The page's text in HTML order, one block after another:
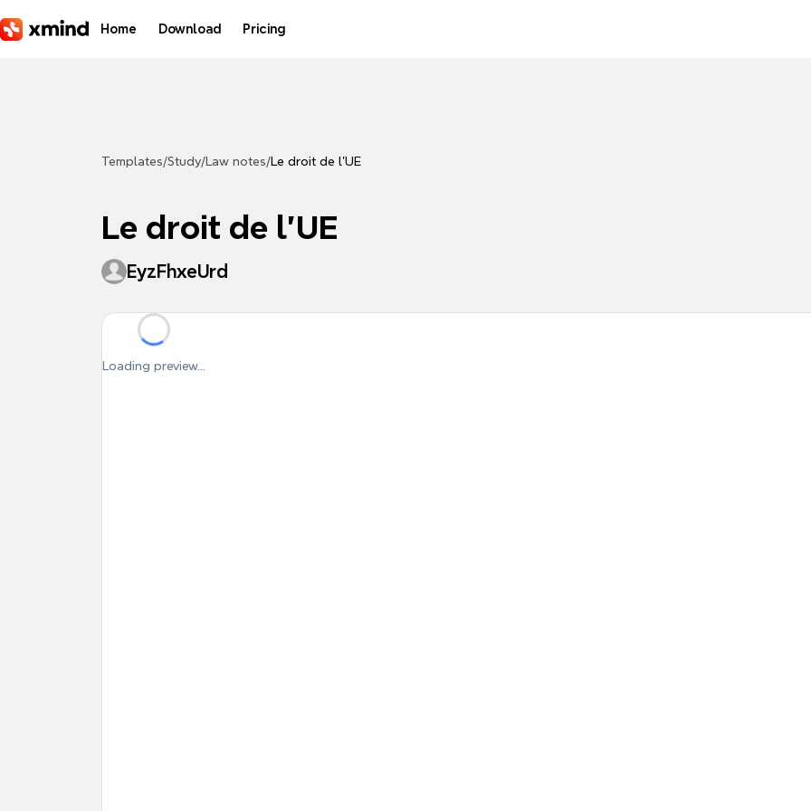
Home Download Pricing
Templates/Study/ Law notes/Le droit de l'UE
Le droit de l'UE
EyzFhxeUrd
Loading preview...